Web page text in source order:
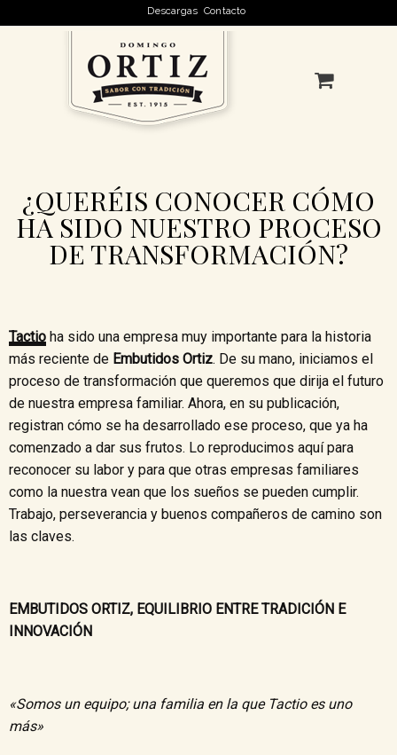
Descargas Contacto
¿QUERÉIS CONOCER CÓMO
HA SIDO NUESTRO PROCESO
DE TRANSFORMACIÓN?
Tactio ha sido una empresa muy importante para la historia
más reciente de Embutidos Ortiz. De su mano, iniciamos el
proceso de transformación que queremos que dirija el futuro
de nuestra empresa familiar. Ahora, en su publicación,
registran cómo se ha desarrollado ese proceso, que ya ha
comenzado a dar sus frutos. Lo reproducimos aquí para
reconocer su labor y para que otras empresas familiares
como la nuestra vean que los sueños se pueden cumplir.
Trabajo, perseverancia y buenos compañeros de camino son
las claves.
EMBUTIDOS ORTIZ, EQUILIBRIO ENTRE TRADICIÓN E
INNOVACIÓN
«Somos un equipo; una familia en la que Tactio es uno
más»